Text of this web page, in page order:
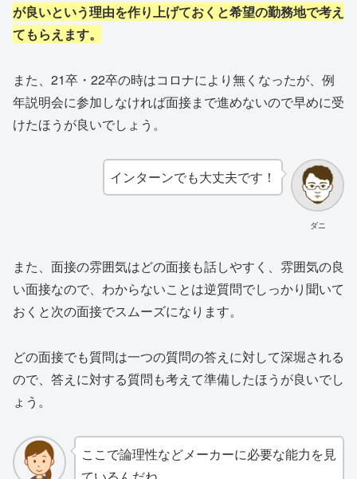
が良いという理由を作り上げておくと希望の勤務地で考え
てもらえます。
また、21卒・22卒の時はコロナにより無くなったが、例
年説明会に参加しなければ面接まで進めないので早めに受
けたほうが良いでしょう。
ダニ
インターンでも大丈夫です！
また、面接の雰囲気はどの面接も話しやすく、雰囲気の良
い面接なので、わからないことは逆質問でしっかり聞いて
おくと次の面接でスムーズになります。
どの面接でも質問は一つの質問の答えに対して深堀される
ので、答えに対する質問も考えて準備したほうが良いでし
ょう。
ここで論理性などメーカーに必要な能力を見